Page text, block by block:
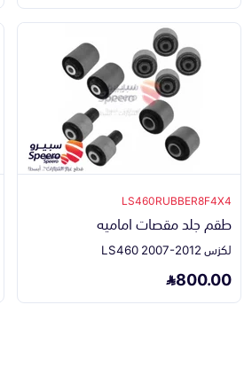
LS460RUBBER8F4X4
طقم جلد مقصات اماميه
لكزس LS460 2007-2012
800.00